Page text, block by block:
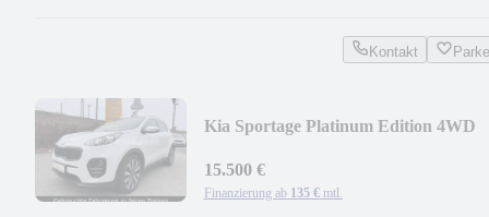
Kontakt
Kia Sportage Platinum Edition 4WD
15.500 €
Finanzierung ab 135 € mtl.